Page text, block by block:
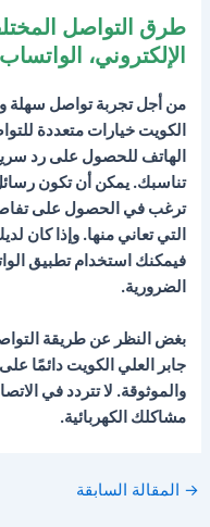
طرق التواصل
الإلكتروني،
من أجل تجربة تواصل سهلة
الكويت خيارات متعددة
الهاتف للحصول على رد
تناسبك. يمكن أن تكون رسائل
ترغب في الحصول على
التي تعاني منها. وإذا كان
فيمكنك استخدام تطبيق
الضرورية.
بغض النظر عن طريقة
جابر العلي الكويت دائمًا
والموثوقة. لا تتردد في
مشاكلك الكهربائية.
Post
→ المقالة السابقة